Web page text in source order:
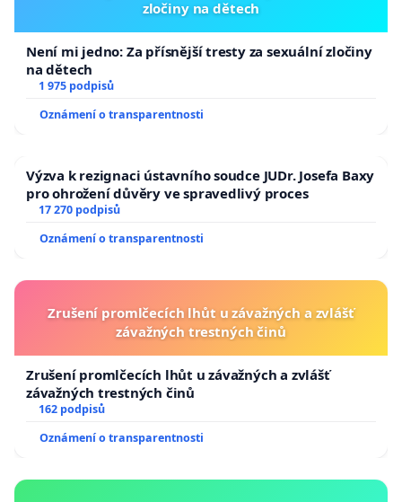
zločiny na dětech
Není mi jedno: Za přísnější tresty za sexuální zločiny
na dětech
1 975 podpisů
Oznámení o transparentnosti
Výzva k rezignaci ústavního soudce JUDr. Josefa Baxy
pro ohrožení důvěry ve spravedlivý proces
17 270 podpisů
Oznámení o transparentnosti
Zrušení promlčecích lhůt u závažných a zvlášť
závažných trestných činů
Zrušení promlčecích lhůt u závažných a zvlášť
závažných trestných činů
162 podpisů
Oznámení o transparentnosti